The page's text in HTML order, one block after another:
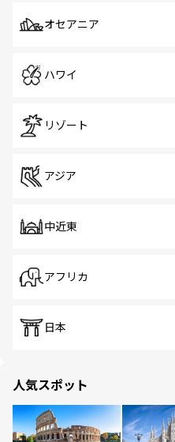
オセアニア
ハワイ
リゾート
アジア
中近東
アフリカ
日本
人気スポット